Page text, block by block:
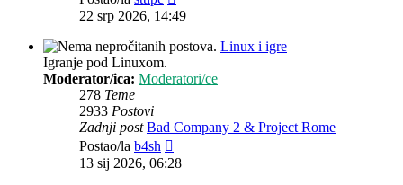
post
22 srp 2026, 14:49
Linux i igre
Igranje pod Linuxom.
Moderator/ica: Moderatori/ce
278 Teme
2933 Postovi
Zadnji post Bad Company 2 & Project Rome
Postao/la b4sh
post
13 sij 2026, 06:28